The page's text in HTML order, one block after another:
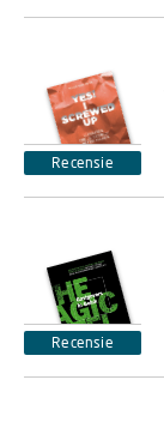
Recensie
Recensie